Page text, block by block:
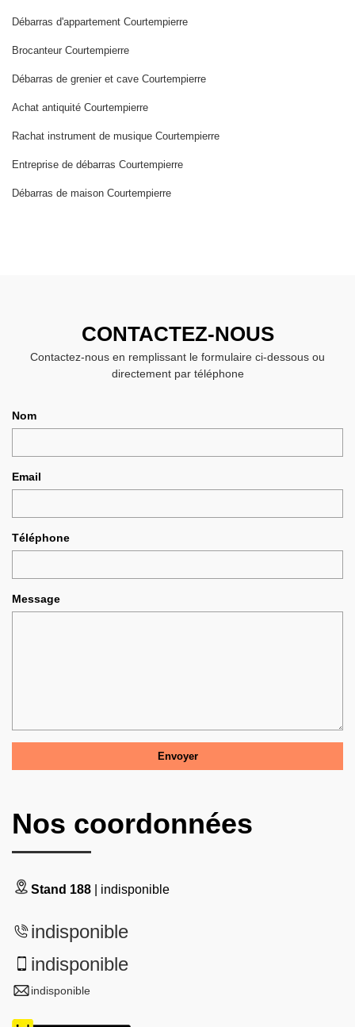
Débarras d'appartement Courtempierre
Brocanteur Courtempierre
Débarras de grenier et cave Courtempierre
Achat antiquité Courtempierre
Rachat instrument de musique Courtempierre
Entreprise de débarras Courtempierre
Débarras de maison Courtempierre
CONTACTEZ-NOUS
Contactez-nous en remplissant le formulaire ci-dessous ou
directement par téléphone
Nom
Email
Téléphone
Message
Nos coordonnées
Stand 188 | indisponible
indisponible
indisponible
indisponible